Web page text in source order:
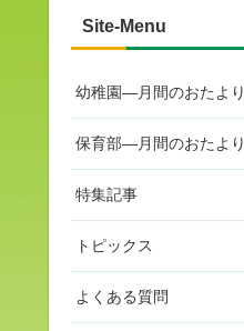
Site-Menu
幼稚園—月間のおたより
保育部—月間のおたより
特集記事
トピックス
よくある質問